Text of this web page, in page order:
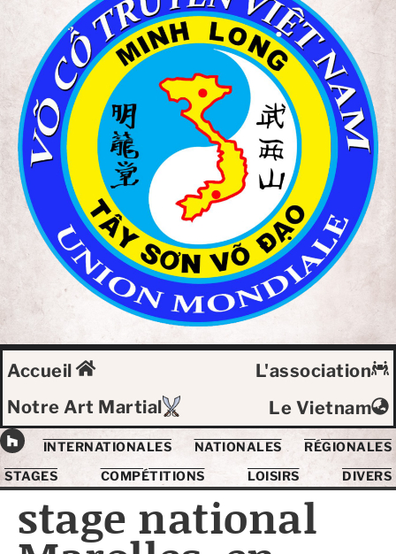
Accueil
L'association
Notre Art Martial
Le Vietnam
INTERNATIONALES NATIONALES
RÉGIONALES
STAGES
COMPÉTITIONS LOISIRS DIVERS
stage national